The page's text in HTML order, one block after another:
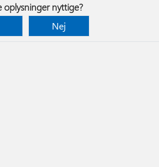
oplysninger nyttige?
Nej